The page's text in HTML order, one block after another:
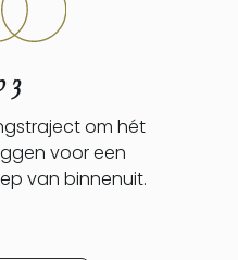
3
om hét
voor een
van binnenuit.